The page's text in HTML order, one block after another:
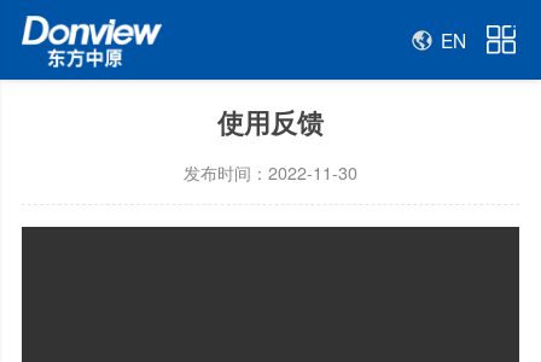
EN
使用反馈
发布时间：2022-11-30